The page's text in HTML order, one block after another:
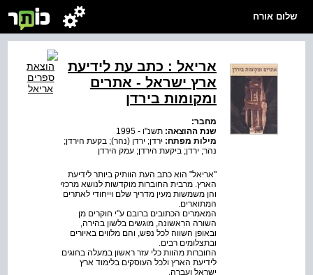
שלום אורח
אריאל : כתב עת לידיעת
ארץ ישראל - אתרים
ומקומות בירדן
מחבר:
שנת ההוצאה: תשנ"ו - 1995
מילות מפתח: ירדן; ירדן (נהר); בקעת הירדן;
נהר; ירדן; ביקעת הירדן; עמק הירדן
"אריאל" הוא כתב העת הוותיק ביותר לידיעת
הארץ. מרבית החוברות מוקדשות לנושא מרכזי
והן משמשות מעין מדריך שלם וייחודי לאתרים
המתוארים.
המאמרים הכתובים ברובם ע"י חוקרים מן
השורה הראשונה, מוגשים בלשון בהירה,
ובאופן השווה לכל נפש, והם מלווים באיורים
ובתצלומים רבים.
החוברות מהוות כלי עזר ראשון במעלה בחוגים
לידיעת הארץ ולכל העוסקים בלימוד ארץ
ישראל ועברה.